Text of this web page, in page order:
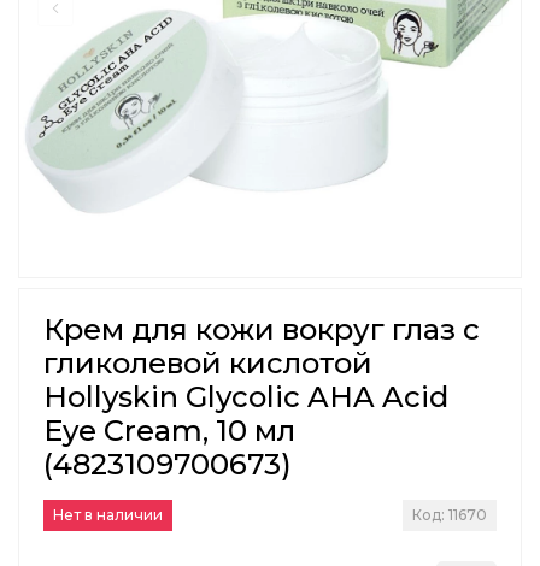
Крем для кожи вокруг глаз с
гликолевой кислотой
Hollyskin Glycolic AHA Acid
Eye Cream, 10 мл
(4823109700673)
Нет в наличии Код: 11670